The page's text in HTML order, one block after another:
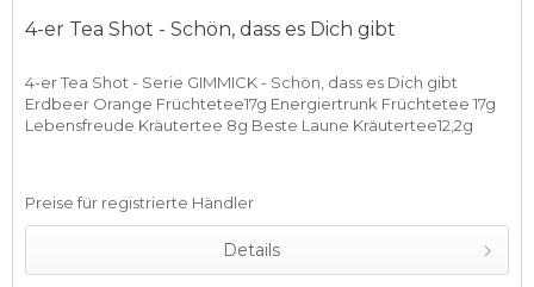
4-er Tea Shot - Schön, dass es Dich gibt
4-er Tea Shot - Serie GIMMICK - Schön, dass es Dich gibt
Erdbeer Orange Früchtetee17g Energiertrunk Früchtetee 17g
Lebensfreude Kräutertee 8g Beste Laune Kräutertee12,2g
Preise für registrierte Händler
Details